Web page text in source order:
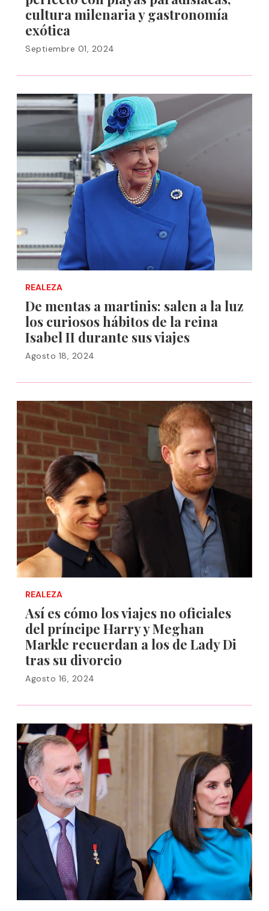
cultura milenaria y gastronomía
exótica
Septiembre 01, 2024
REALEZA
De mentas a martinis: salen a la luz
los curiosos hábitos de la reina
Isabel II durante sus viajes
Agosto 18, 2024
REALEZA
Así es cómo los viajes no oficiales
del príncipe Harry y Meghan
Markle recuerdan a los de Lady Di
tras su divorcio
Agosto 16, 2024